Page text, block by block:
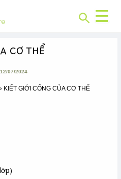
Search
CƠ THỂ
12/07/2024
KIẾT GIỚI CỔNG CỦA CƠ THỂ